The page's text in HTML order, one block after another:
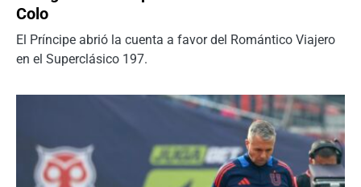
Colo
El Príncipe abrió la cuenta a favor del Romántico Viajero
en el Superclásico 197.